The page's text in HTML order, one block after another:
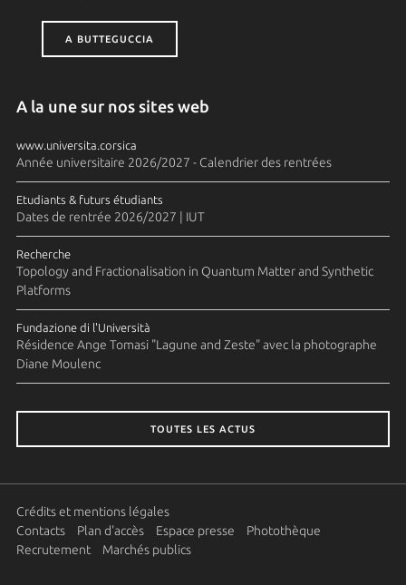
A BUTTEGUCCIA
A la une sur nos sites web
www.universita.corsica
Année universitaire 2026/2027 - Calendrier des rentrées
Etudiants & futurs étudiants
Dates de rentrée 2026/2027 | IUT
Recherche
Topology and Fractionalisation in Quantum Matter and Synthetic
Platforms
Fundazione di l'Università
Résidence Ange Tomasi "Lagune and Zeste" avec la photographe
Diane Moulenc
TOUTES LES ACTUS
Crédits et mentions légales
Contacts
Plan d'accès Espace presse
Photothèque
Recrutement
Marchés publics